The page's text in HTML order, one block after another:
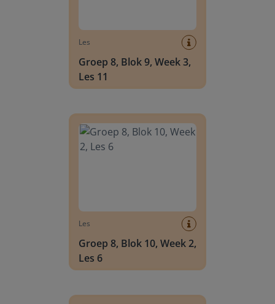
Les
Groep 8, Blok 9, Week 3,
Les 11
Les
Groep 8, Blok 10, Week 2,
Les 6